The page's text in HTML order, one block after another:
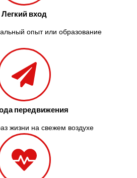
Легкий вход
опыт или образование
передвижения
жизни на свежем воздухе